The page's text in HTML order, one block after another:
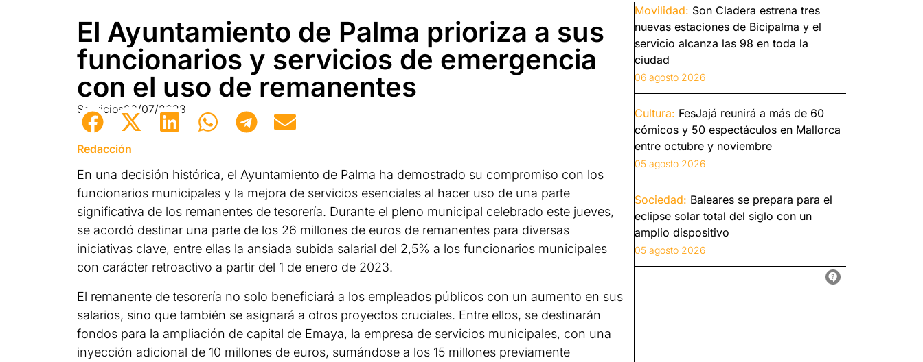
El Ayuntamiento de Palma prioriza a sus
funcionarios y servicios de emergencia
con el uso de remanentes
Servicios28/07/2023
Redacción
En una decisión histórica, el Ayuntamiento de Palma ha demostrado su compromiso con los
funcionarios municipales y la mejora de servicios esenciales al hacer uso de una parte
significativa de los remanentes de tesorería. Durante el pleno municipal celebrado este jueves,
se acordó destinar una parte de los 26 millones de euros de remanentes para diversas
iniciativas clave, entre ellas la ansiada subida salarial del 2,5% a los funcionarios municipales
con carácter retroactivo a partir del 1 de enero de 2023.
El remanente de tesorería no solo beneficiará a los empleados públicos con un aumento en sus
salarios, sino que también se asignará a otros proyectos cruciales. Entre ellos, se destinarán
fondos para la ampliación de capital de Emaya, la empresa de servicios municipales, con una
inyección adicional de 10 millones de euros, sumándose a los 15 millones previamente
Movilidad: Son Cladera estrena tres
nuevas estaciones de Bicipalma y el
servicio alcanza las 98 en toda la
ciudad
06 agosto 2026
Cultura: FesJajá reunirá a más de 60
cómicos y 50 espectáculos en Mallorca
entre octubre y noviembre
05 agosto 2026
Sociedad: Baleares se prepara para el
eclipse solar total del siglo con un
amplio dispositivo
05 agosto 2026